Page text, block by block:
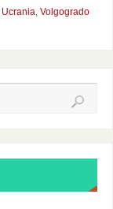
Ucrania, Volgogrado